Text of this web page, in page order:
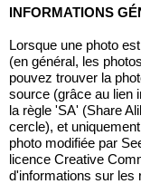
INFORMATIONS
Lorsque une photo
(en général, les
pouvez trouver la
source (grâce au lien
la règle 'SA' (Share
cercle), et
photo modifiée par
licence Creative
d'informations sur les